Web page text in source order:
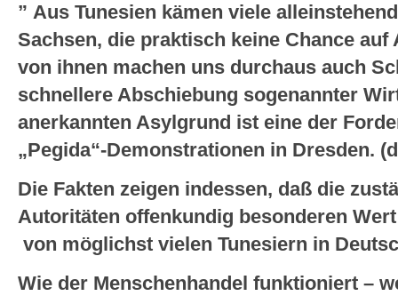
” Aus Tunesien kämen viele
Sachsen, die praktisch keine Chance auf
von ihnen machen uns durchaus auch
schnellere Abschiebung sogenannter
anerkannten Asylgrund ist eine der
„Pegida“-Demonstrationen in Dresden.
Die Fakten zeigen indessen, daß die
Autoritäten offenkundig besonderen
von möglichst vielen Tunesiern in
Wie der Menschenhandel funktioniert –